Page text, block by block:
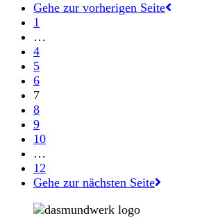
Gehe zur vorherigen Seite
1
…
4
5
6
7
8
9
10
…
12
Gehe zur nächsten Seite